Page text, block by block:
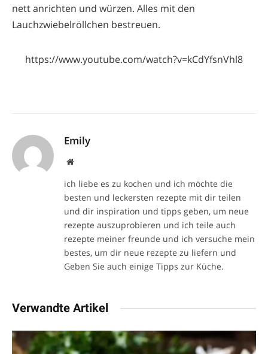
nett anrichten und würzen. Alles mit den
Lauchzwiebelröllchen bestreuen.
https://www.youtube.com/watch?v=kCdYfsnVhl8
Emily
Website
ich liebe es zu kochen und ich möchte die
besten und leckersten rezepte mit dir teilen
und dir inspiration und tipps geben, um neue
rezepte auszuprobieren und ich teile auch
rezepte meiner freunde und ich versuche mein
bestes, um dir neue rezepte zu liefern und
Geben Sie auch einige Tipps zur Küche.
Verwandte Artikel